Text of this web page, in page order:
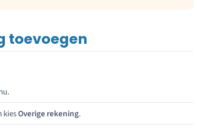
toevoegen
kiesOverige rekening.